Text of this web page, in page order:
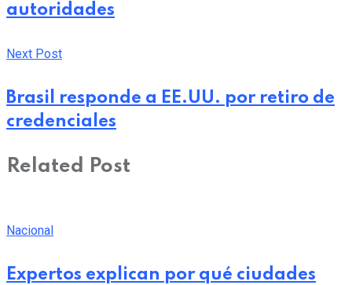
autoridades
Next Post
Brasil responde a EE.UU. por retiro de
credenciales
Related Post
Nacional
Expertos explican por qué ciudades